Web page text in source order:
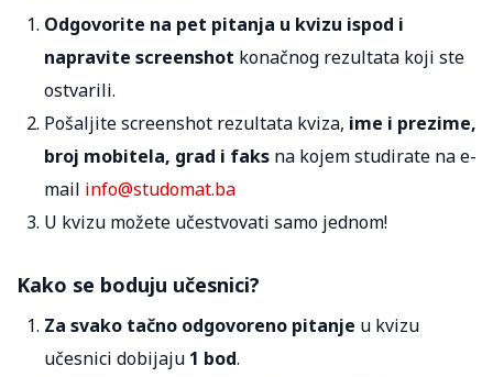
Odgovorite na pet pitanja u kvizu ispod i
napravite screenshot konačnog rezultata koji ste
ostvarili.
Pošaljite screenshot rezultata kviza, ime i prezime,
broj mobitela, grad i faks na kojem studirate na e-
mail info@studomat.ba
U kvizu možete učestvovati samo jednom!
Kako se boduju učesnici?
Za svako tačno odgovoreno pitanje u kvizu
učesnici dobijaju 1 bod.